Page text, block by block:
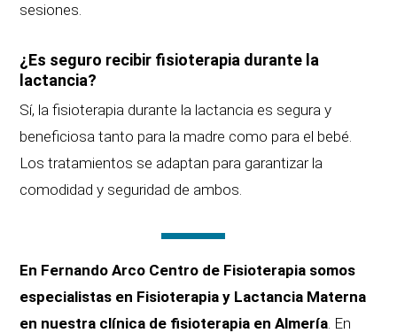
sesiones.
¿Es seguro recibir fisioterapia durante la
lactancia?
Sí, la fisioterapia durante la lactancia es segura y
beneficiosa tanto para la madre como para el bebé.
Los tratamientos se adaptan para garantizar la
comodidad y seguridad de ambos.
En Fernando Arco Centro de Fisioterapia somos
especialistas en Fisioterapia y Lactancia Materna
en nuestra clínica de fisioterapia en Almería. En